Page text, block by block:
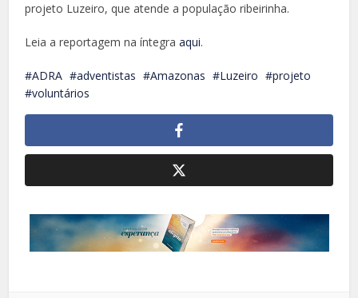
projeto Luzeiro, que atende a população ribeirinha.
Leia a reportagem na íntegraaqui.
ADRA adventistas Amazonas Luzeiro
projeto
voluntários